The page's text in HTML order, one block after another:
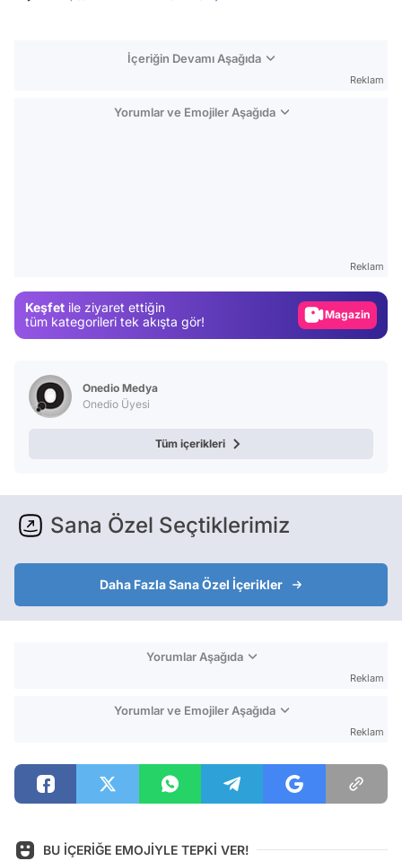
İçeriğin Devamı Aşağıda
Reklam
Yorumlar ve Emojiler Aşağıda
Reklam
Keşfet ile ziyaret ettiğin
tüm kategorileri tek akışta gör!
Magazin
Onedio Medya
Onedio Üyesi
Tüm içerikleri
Sana Özel Seçtiklerimiz
Daha Fazla Sana Özel İçerikler
Yorumlar Aşağıda
Reklam
Yorumlar ve Emojiler Aşağıda
Reklam
BU İÇERİĞE EMOJİYLE TEPKİ VER!